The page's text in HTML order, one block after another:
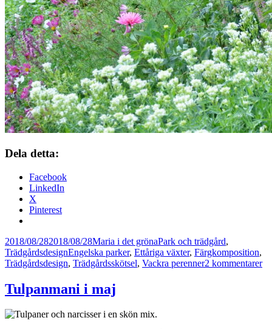
Dela detta:
Facebook
LinkedIn
X
Pinterest
Postat
2018/08/282018/08/28Författare
Maria i det grönaKategorier
Park och trädgård,
TrädgårdsdesignTaggar
Engelska parker, Ettåriga växter, Färgkomposition,
Trädgårdsdesign, Trädgårdsskötsel, Vackra perenner2 kommentarertill
Tulpanmani i maj